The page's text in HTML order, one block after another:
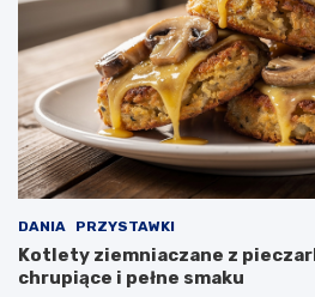
DANIA PRZYSTAWKI
Kotlety ziemniaczane z
chrupiące i pełne smaku